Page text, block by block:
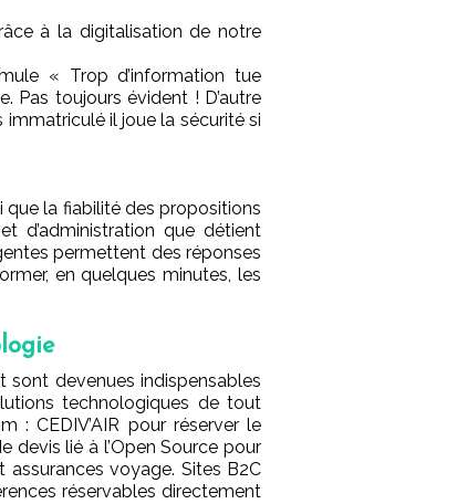
à la digitalisation de notre
« Trop d’information tue
Pas toujours évident ! D’autre
il joue la sécurité si
la fiabilité des propositions
d’administration que détient
permettent des réponses
en quelques minutes, les
devenues indispensables
technologiques de tout
CEDIV’AIR pour réserver le
devis lié à l’Open Source pour
voyage. Sites B2C
réservables directement